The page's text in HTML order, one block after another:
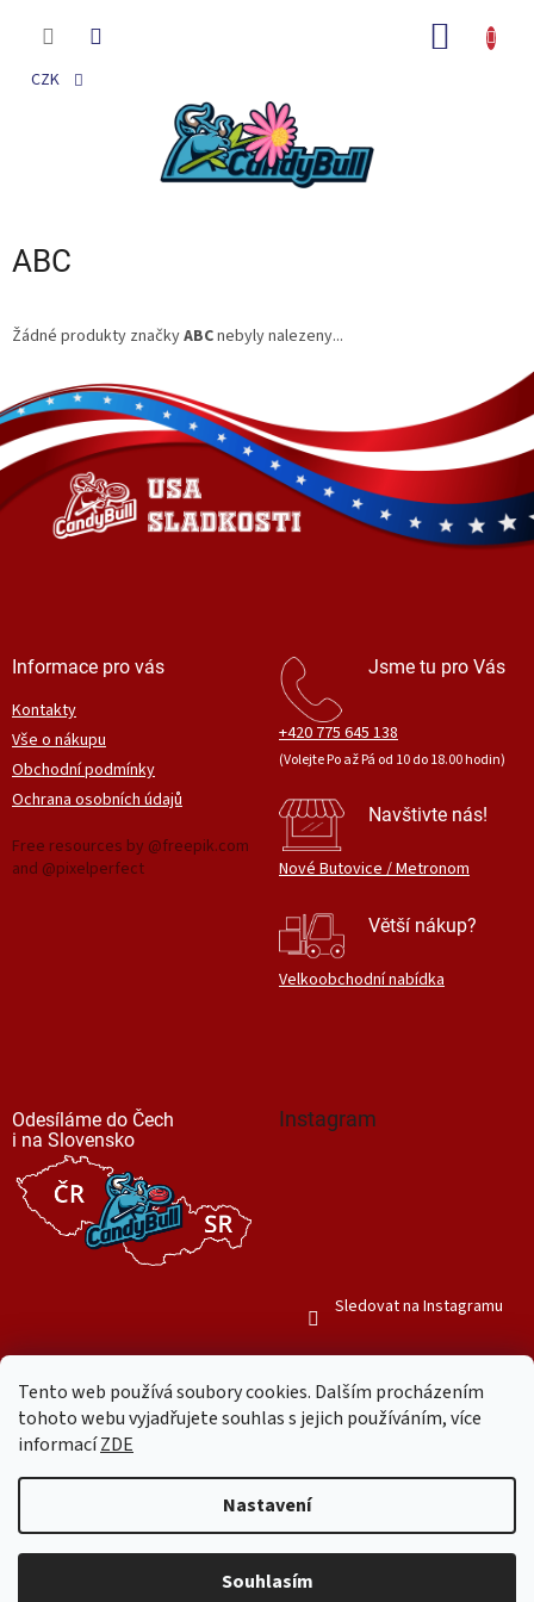
Tento web používá soubory cookies. Dalším procházením
tohoto webu vyjadřujete souhlas s jejich používáním, více
informacíZDE
Nastavení
Souhlasím
CZK
ABC
Žádné produkty značkyABCnebyly nalezeny...
á
p
a
í
Informace pro vás
Kontakty
Vše o nákupu
Obchodní podmínky
Ochrana osobních údajů
Free resources by @freepik.com
and @pixelperfect
Jsme tu pro Vás
+420 775 645 138
(Volejte Po až Pá od 10 do 18.00 hodin)
Navštivte nás!
Nové Butovice / Metronom
Větší nákup?
Velkoobchodní nabídka
Odesíláme do Čech
i na Slovensko
Instagram
Sledovat na Instagramu
Copyright 2026Mr. Candy Bull. Všechna práva vyhrazena.Upravit
nastavení cookies